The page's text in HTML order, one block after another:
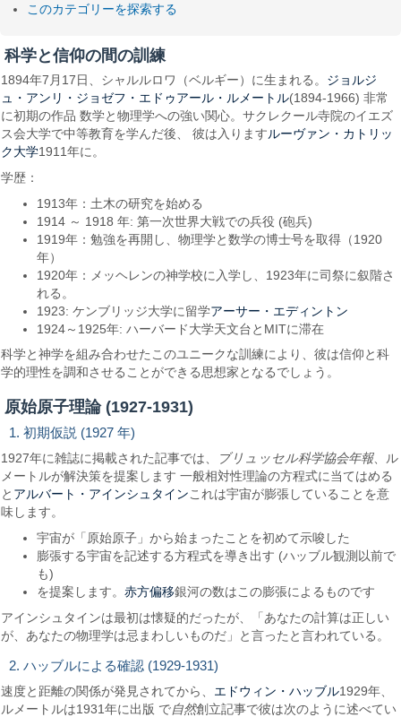
このカテゴリーを探索する
科学と信仰の間の訓練
1894年7月17日、シャルルロワ（ベルギー）に生まれる。 ジョルジ
ュ・アンリ・ジョゼフ・エドゥアール・ルメートル(1894-1966) 非常
に初期の作品 数学と物理学への強い関心。サクレクール寺院のイエズ
ス会大学で中等教育を学んだ後、 彼は入りますルーヴァン・カトリッ
ク大学1911年に。
学歴：
1913年：土木の研究を始める
1914 ～ 1918 年: 第一次世界大戦での兵役 (砲兵)
1919年：勉強を再開し、物理学と数学の博士号を取得（1920
年）
1920年：メッヘレンの神学校に入学し、1923年に司祭に叙階さ
れる。
1923: ケンブリッジ大学に留学アーサー・エディントン
1924～1925年: ハーバード大学天文台とMITに滞在
科学と神学を組み合わせたこのユニークな訓練により、彼は信仰と科
学的理性を調和させることができる思想家となるでしょう。
原始原子理論 (1927-1931)
1. 初期仮説 (1927 年)
1927年に雑誌に掲載された記事では、 ブリュッセル科学協会年報、ル
メートルが解決策を提案します 一般相対性理論の方程式に当てはめる
と アルバート・アインシュタインこれは宇宙が膨張していることを意
味します。
宇宙が「原始原子」から始まったことを初めて示唆した
膨張する宇宙を記述する方程式を導き出す (ハッブル観測以前で
も)
を提案します。赤方偏移銀河の数はこの膨張によるものです
アインシュタインは最初は懐疑的だったが、「あなたの計算は正しい
が、あなたの物理学は忌まわしいものだ」と言ったと言われている。
2. ハッブルによる確認 (1929-1931)
速度と距離の関係が発見されてから、 エドウィン・ハッブル1929年、
ルメートルは1931年に出版 で自然創立記事で彼は次のように述べてい